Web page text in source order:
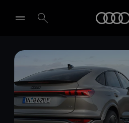
Händler wählen